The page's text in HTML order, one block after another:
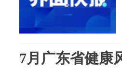
7月广东省健康